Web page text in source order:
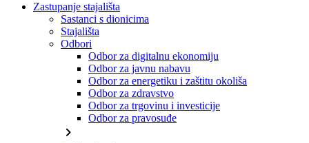
Zastupanje stajališta
Sastanci s dionicima
Stajališta
Odbori
Odbor za digitalnu ekonomiju
Odbor za javnu nabavu
Odbor za energetiku i zaštitu okoliša
Odbor za zdravstvo
Odbor za trgovinu i investicije
Odbor za pravosuđe
chevron_right